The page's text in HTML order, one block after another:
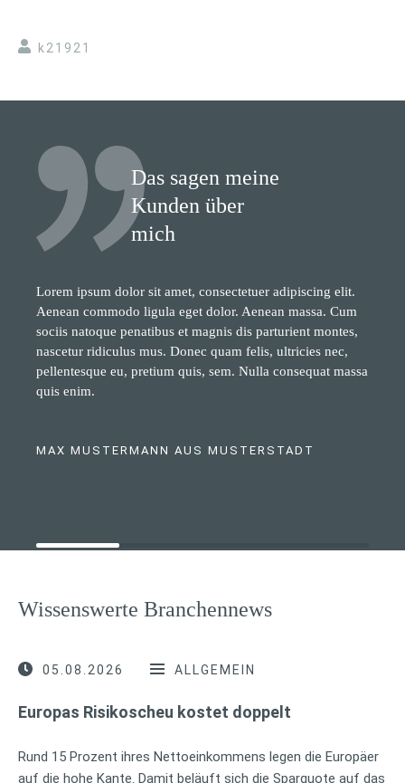
k21921
Das sagen meine
Kunden über
mich
Lorem ipsum dolor sit amet, consectetuer adipiscing elit.
Aenean commodo ligula eget dolor. Aenean massa. Cum
sociis natoque penatibus et magnis dis parturient montes,
nascetur ridiculus mus. Donec quam felis, ultricies nec,
pellentesque eu, pretium quis, sem. Nulla consequat massa
quis enim.
MAX MUSTERMANN AUS MUSTERSTADT
Wissenswerte Branchennews
05.08.2026 ALLGEMEIN
Europas Risikoscheu kostet doppelt
Rund 15 Prozent ihres Nettoeinkommens legen die Europäer
auf die hohe Kante. Damit beläuft sich die Sparquote auf das